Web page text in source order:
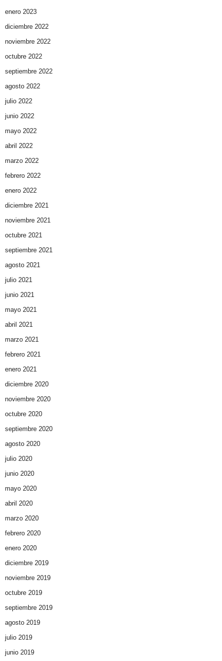
enero 2023
diciembre 2022
noviembre 2022
octubre 2022
septiembre 2022
agosto 2022
julio 2022
junio 2022
mayo 2022
abril 2022
marzo 2022
febrero 2022
enero 2022
diciembre 2021
noviembre 2021
octubre 2021
septiembre 2021
agosto 2021
julio 2021
junio 2021
mayo 2021
abril 2021
marzo 2021
febrero 2021
enero 2021
diciembre 2020
noviembre 2020
octubre 2020
septiembre 2020
agosto 2020
julio 2020
junio 2020
mayo 2020
abril 2020
marzo 2020
febrero 2020
enero 2020
diciembre 2019
noviembre 2019
octubre 2019
septiembre 2019
agosto 2019
julio 2019
junio 2019